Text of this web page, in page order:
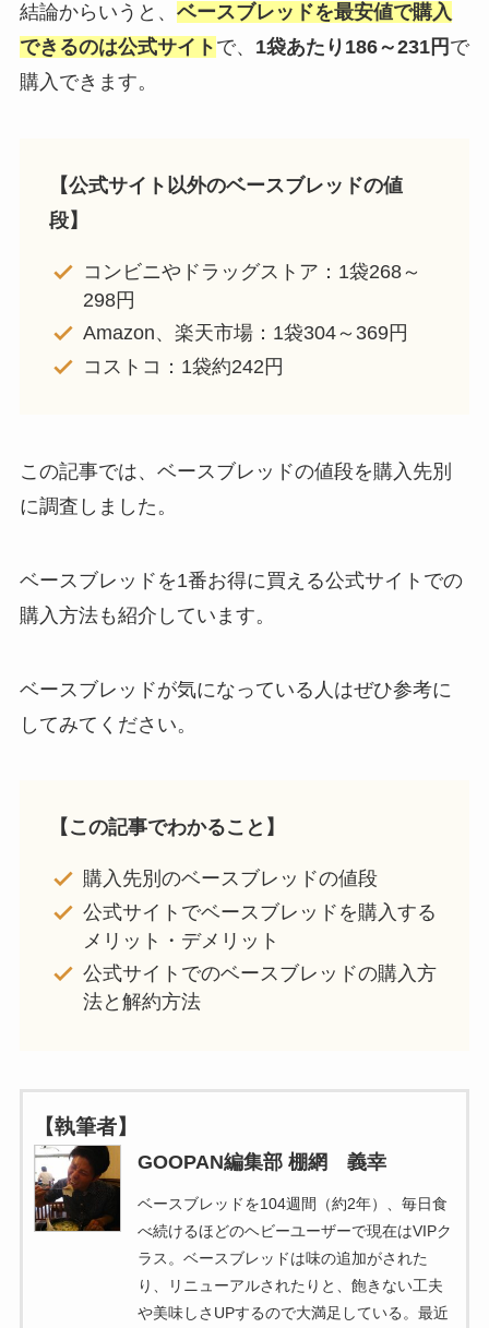
結論からいうと、 ベースブレッドを最安値で購入
できるのは公式サイト で、 1袋あたり186～231円 で
購入できます。
【公式サイト以外のベースブレッドの値
段】
コンビニやドラッグストア：1袋268～
298円
Amazon、楽天市場：1袋304～369円
コストコ：1袋約242円
この記事では、ベースブレッドの値段を購入先別
に調査しました。
ベースブレッドを1番お得に買える公式サイトでの
購入方法も紹介しています。
ベースブレッドが気になっている人はぜひ参考に
してみてください。
【この記事でわかること】
購入先別のベースブレッドの値段
公式サイトでベースブレッドを購入する
メリット・デメリット
公式サイトでのベースブレッドの購入方
法と解約方法
【執筆者】
GOOPAN編集部 棚網 義幸
ベースブレッドを104週間（約2年）、毎日食
べ続けるほどのヘビーユーザーで現在はVIPク
ラス。ベースブレッドは味の追加がされた
り、リニューアルされたりと、飽きない工夫
や美味しさUPするので大満足している。最近